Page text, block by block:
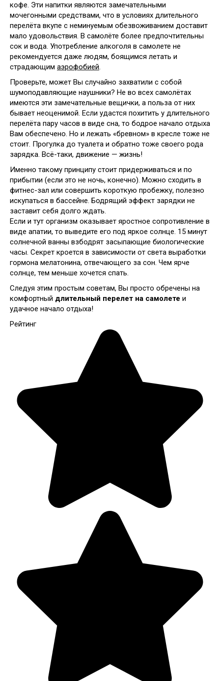
кофе. Эти напитки являются замечательными
мочегонными средствами, что в условиях длительного
перелёта вкупе с неминуемым обезвоживанием доставит
мало удовольствия. В самолёте более предпочтительны
сок и вода. Употребление алкоголя в самолете не
рекомендуется даже людям, боящимся летать и
страдающим аэрофобией.
Проверьте, может Вы случайно захватили с собой
шумоподавляющие наушники? Не во всех самолётах
имеются эти замечательные вещички, а польза от них
бывает неоценимой. Если удастся похитить у длительного
перелёта пару часов в виде сна, то бодрое начало отдыха
Вам обеспечено. Но и лежать «бревном» в кресле тоже не
стоит. Прогулка до туалета и обратно тоже своего рода
зарядка. Всё-таки, движение — жизнь!
Именно такому принципу стоит придерживаться и по
прибытии (если это не ночь, конечно). Можно сходить в
фитнес-зал или совершить короткую пробежку, полезно
искупаться в бассейне. Бодрящий эффект зарядки не
заставит себя долго ждать.
Если и тут организм оказывает яростное сопротивление в
виде апатии, то выведите его под яркое солнце. 15 минут
солнечной ванны взбодрят засыпающие биологические
часы. Секрет кроется в зависимости от света выработки
гормона мелатонина, отвечающего за сон. Чем ярче
солнце, тем меньше хочется спать.
Следуя этим простым советам, Вы просто обречены на
комфортный длительный перелет на самолете и
удачное начало отдыха!
Рейтинг